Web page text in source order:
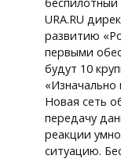
URA.RU
развитию
первыми
будут 10
Новая сеть
передачу
реакции
ситуацию.